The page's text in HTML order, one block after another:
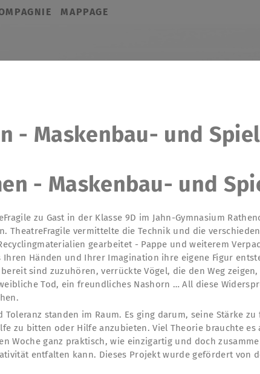
MAPPAGE
- Maskenbau- und
- Maskenbau- und
zu Gast in der Klasse 9D im Jahn-Gymnasium
TheatreFragile vermittelte die Technik und die
gearbeitet - Pappe und weiterem
Händen und Ihrer Imagination ihre eigene Figur
sind zuzuhören, verrückte Vögel, die den Weg
Tod, ein freundliches Nashorn … All diese
standen im Raum. Es ging darum, seine Stärke
zu bitten oder Hilfe anzubieten. Viel Theorie brauchte
Woche ganz praktisch, wie einzigartig und doch
entfalten kann. Dieses Projekt wurde gefördert von